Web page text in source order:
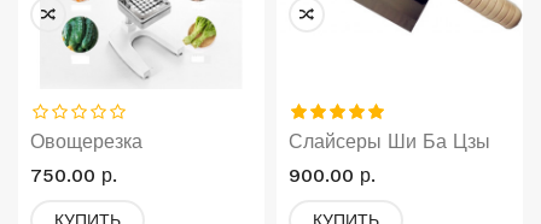
Овощерезка
750.00 р.
Слайсеры Ши Ба Цзы
900.00 р.